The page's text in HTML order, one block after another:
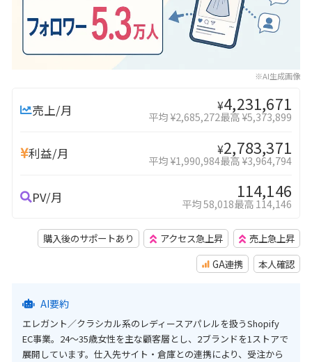
※AI生成画像
売上/月 ¥4,231,671
平均 ¥2,685,272最高 ¥5,373,899
利益/月 ¥2,783,371
平均 ¥1,990,984最高 ¥3,964,794
PV/月 114,146
平均 58,018最高 114,146
購入後のサポートあり アクセス急上昇
売上急上昇
GA連携
本人確認
AI要約
エレガント／クラシカル系のレディースアパレルを扱うShopify
EC事業。24〜35歳女性を主な顧客層とし、2ブランドを1ストアで
展開しています。仕入先サイト・倉庫との連携により、受注から